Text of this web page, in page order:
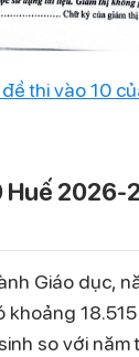
thi vào 10
Huế 2026-
Giáo dục,
khoảng
so với năm